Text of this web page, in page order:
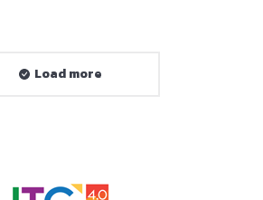
Load more